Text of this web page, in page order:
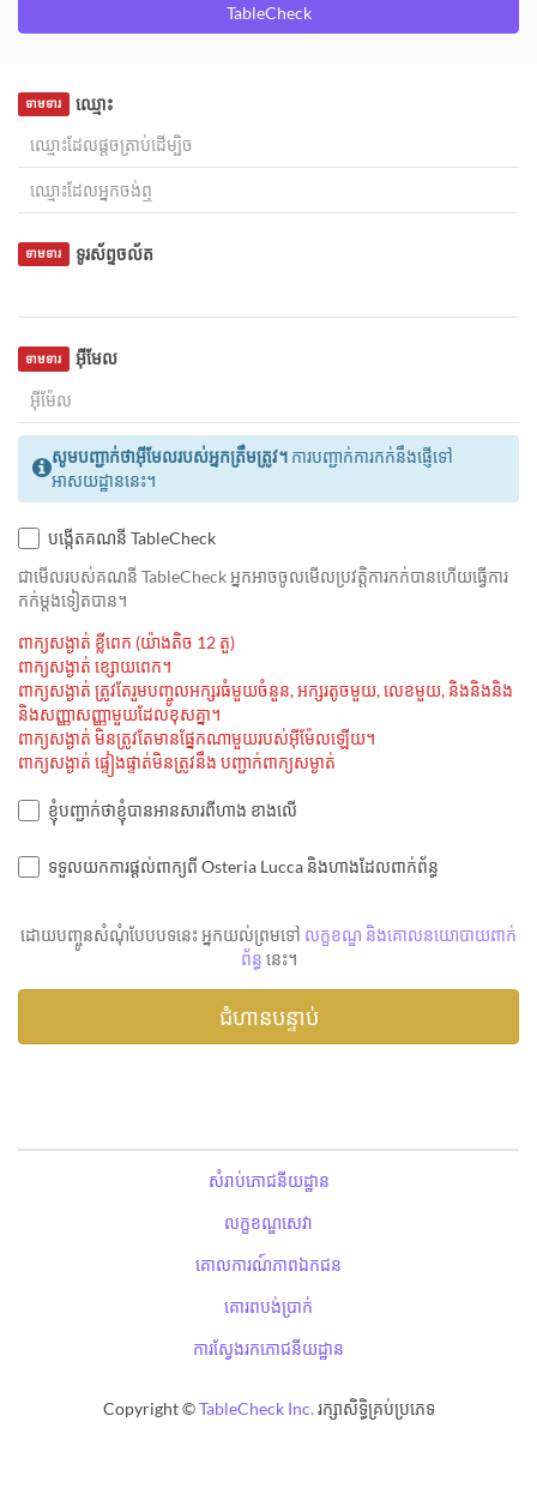
TableCheck
ឈ្មោះ
ទាមទារ
ទូរស័ព្ទចល័ត
ទាមទារ
អ៊ីមែល
ទាមទារ
សូមបញ្ជាក់ថាអ៊ីមែលរបស់អ្នកត្រឹមត្រូវ។ ការបញ្ជាក់ការកក់នឹងផ្ញើទៅ
អាសយដ្ឋាននេះ។
បង្កើតគណនី TableCheck
ជាមេីលរបស់គណនី TableCheck អ្នកអាចចូលមើលប្រវត្តិការកក់បានហើយធ្វើការ
កក់ម្ដងទៀតបាន។
ពាក្យសង្ងាត់ ខ្លីពេក (យ៉ាងតិច 12 តួ)
ពាក្យសង្ងាត់ ខ្សោយពេក។
ពាក្យសង្ងាត់ ត្រូវតែរួមបញ្ចូលអក្សរធំមួយចំនួន, អក្សរតូចមួយ, លេខមួយ, និងនិងនិង
និងសញ្ញាសញ្ញាមួយដែលខុសគ្នា។
ពាក្យសង្ងាត់ មិនត្រូវតែមានផ្នែកណាមួយរបស់អ៊ីម៉ែលឡើយ។
ពាក្យសង្ងាត់ ផ្ទៀងផ្ទាត់មិនត្រូវនឹង បញ្ជាក់ពាក្យសម្ងាត់
ខ្ញុំបញ្ជាក់ថាខ្ញុំបានអានសារពីហាង ខាងលើ
ទទួលយកការផ្តល់ពាក្យពី Osteria Lucca និងហាងដែលពាក់ព័ន្ធ
ដោយបញ្ចូនសំណុំបែបបទនេះ អ្នកយល់ព្រមទៅ លក្ខខណ្ឌ និងគោលនយោបាយពាក់
ព័ន្ធ នេះ។
សំរាប់ភោជនីយដ្ឋាន
លក្ខខណ្ឌសេវា
គោលការណ៍ភាពឯកជន
គោរពបង់ប្រាក់
ការស្វែងរកភោជនីយដ្ឋាន
Copyright ©TableCheck Inc.រក្សាសិទ្ធិគ្រប់ប្រភេទ